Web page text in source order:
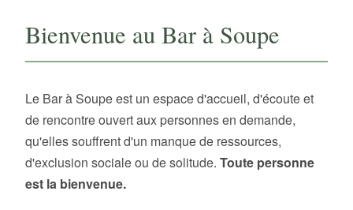
Bienvenue au Bar à Soupe
Le Bar à Soupe est un espace d'accueil, d'écoute et
de rencontre ouvert aux personnes en demande,
qu'elles souffrent d'un manque de ressources,
d'exclusion sociale ou de solitude. Toute personne
est la bienvenue.